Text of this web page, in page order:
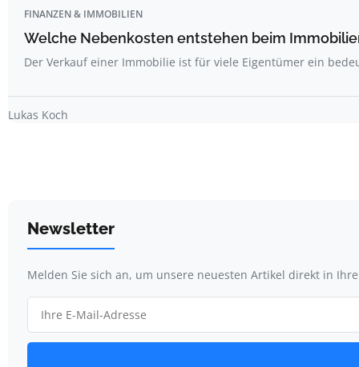
FINANZEN & IMMOBILIEN
Welche Nebenkosten entstehen beim
Der Verkauf einer Immobilie ist für viele Eigentümer ein
Lukas Koch
Newsletter
Melden Sie sich an, um unsere neuesten Artikel direkt in